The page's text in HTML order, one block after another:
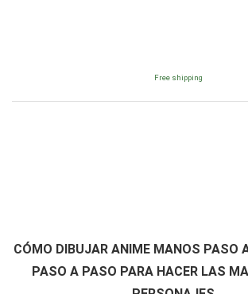
Free shipping
CÓMO DIBUJAR ANIME MANOS PASO
PASO A PASO PARA HACER LAS